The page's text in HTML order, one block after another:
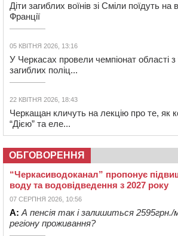
Діти загиблих воїнів зі Сміли поїдуть на
Франції
05 КВІТНЯ 2026, 13:16
У Черкасах провели чемпіонат області з
загиблих поліц...
22 КВІТНЯ 2026, 18:43
Черкащан кличуть на лекцію про те, як
“Дією” та еле...
ОБГОВОРЕННЯ
“Черкасиводоканал” пропонує
воду та водовідведення з 2027 року
07 СЕРПНЯ 2026, 10:56
А: А пенсія так і залишиться 2595грн./
регіону проживання?